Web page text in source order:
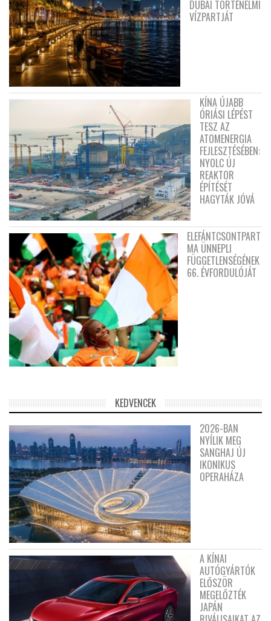
DUBAI TÖRTÉNELMI
VÍZPARTJÁT
KÍNA ÚJABB
ÓRIÁSI LÉPÉST
TESZ AZ
ATOMENERGIA
FEJLESZTÉSÉBEN:
NYOLC ÚJ
REAKTOR
ÉPÍTÉSÉT
HAGYTÁK JÓVÁ
ELEFÁNTCSONTPART
MA ÜNNEPLI
FÜGGETLENSÉGÉNEK
66. ÉVFORDULÓJÁT
KEDVENCEK
2026-BAN
NYÍLIK MEG
SANGHAJ ÚJ
IKONIKUS
OPERAHÁZA
A KÍNAI
AUTÓGYÁRTÓK
ELŐSZÖR
MEGELŐZTÉK
JAPÁN